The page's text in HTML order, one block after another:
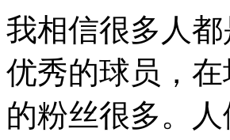
我相信很多人
优秀的球员，
的粉丝很多。